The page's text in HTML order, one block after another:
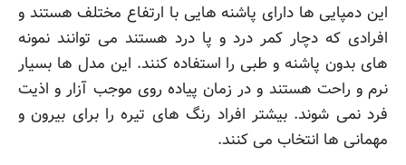
این دمپایی ها دارای پاشنه هایی با ارتفاع مختلف هستند و
افرادی که دچار کمر درد و پا درد هستند می توانند نمونه
های بدون پاشنه و طبی را استفاده کنند. این مدل ها بسیار
نرم و راحت هستند و در زمان پیاده روی موجب آزار و اذیت
فرد نمی شوند. بیشتر افراد رنگ های تیره را برای بیرون و
مهمانی ها انتخاب می کنند.